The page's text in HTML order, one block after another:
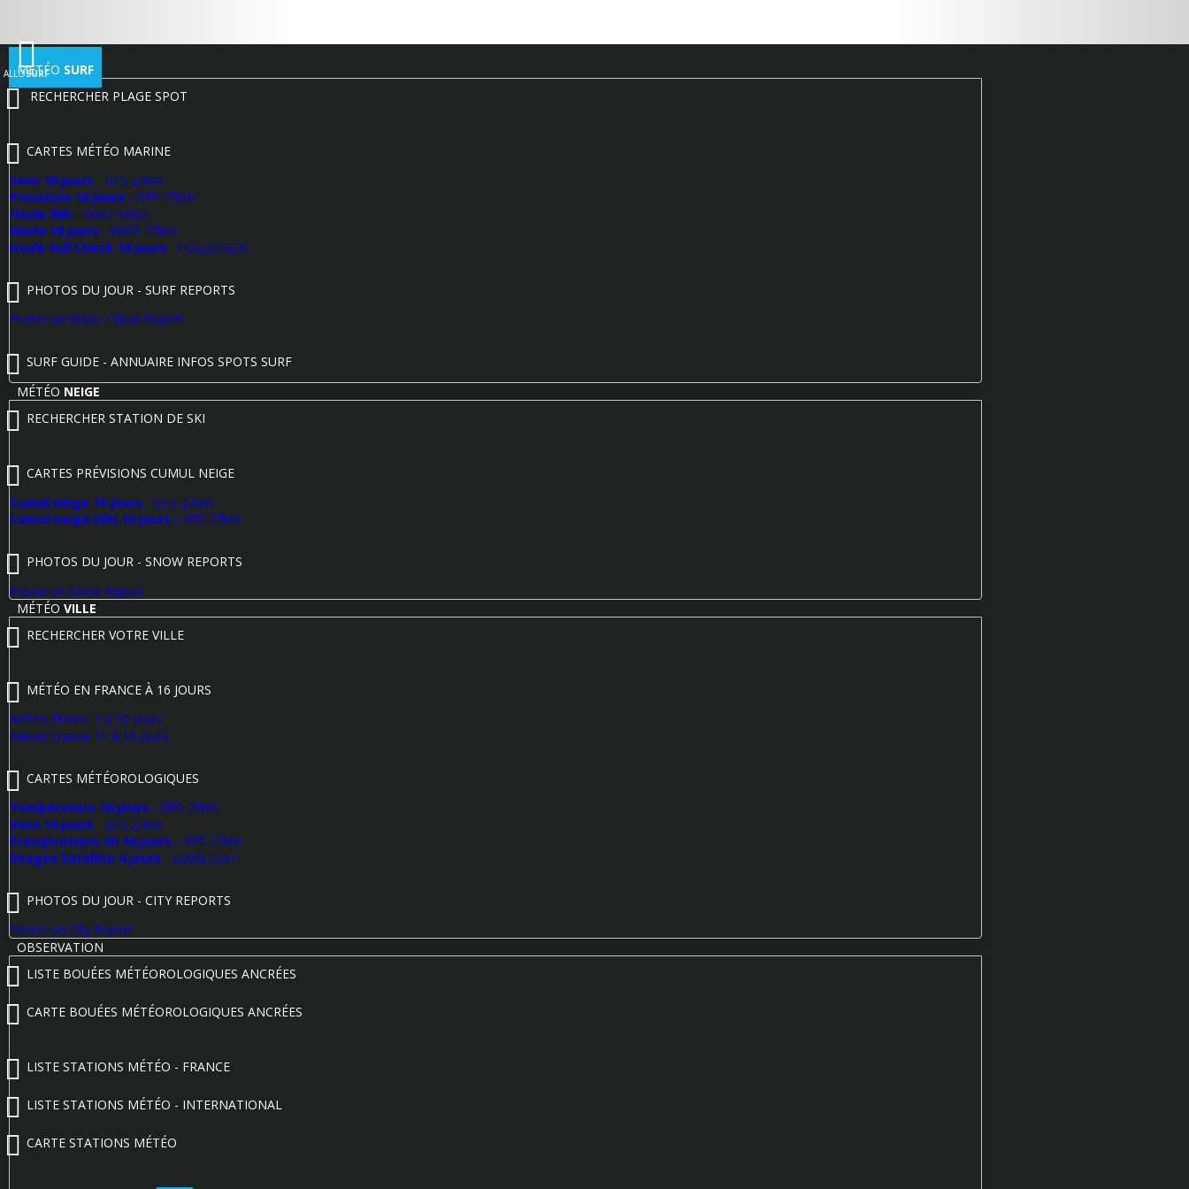
ALLOSURF
MÉTÉO SURF
RECHERCHER PLAGE SPOT
CARTES MÉTÉO MARINE
Vent 16 jours - GFS 27km
Pressions 16 jours - GFS 27km
Houle 96h - WW3 16km
Houle 16 jours - WW3 27km
Houle Full Check 10 jours - FULLCHECK
PHOTOS DU JOUR - SURF REPORTS
Poster un Wave / Wind Report
SURF GUIDE - ANNUAIRE INFOS SPOTS SURF
MÉTÉO NEIGE
RECHERCHER STATION DE SKI
CARTES PRÉVISIONS CUMUL NEIGE
Cumul neige 10 jours - GFS 27km
Cumul neige (6h) 10 jours - GFS 27km
PHOTOS DU JOUR - SNOW REPORTS
Poster un Snow Report
MÉTÉO VILLE
RECHERCHER VOTRE VILLE
MÉTÉO EN FRANCE À 16 JOURS
Météo France 1 à 10 jours
Météo France 11 à 16 jours
CARTES MÉTÉOROLOGIQUES
Température 16 jours - GFS 27km
Vent 16 jours - GFS 27km
Précipitations 3h 16 jours - GFS 27km
Images Satellite 4 jours - EUMETSAT
PHOTOS DU JOUR - CITY REPORTS
Poster un City Report
OBSERVATION
LISTE BOUÉES MÉTÉOROLOGIQUES ANCRÉES
CARTE BOUÉES MÉTÉOROLOGIQUES ANCRÉES
LISTE STATIONS MÉTÉO - FRANCE
LISTE STATIONS MÉTÉO - INTERNATIONAL
CARTE STATIONS MÉTÉO